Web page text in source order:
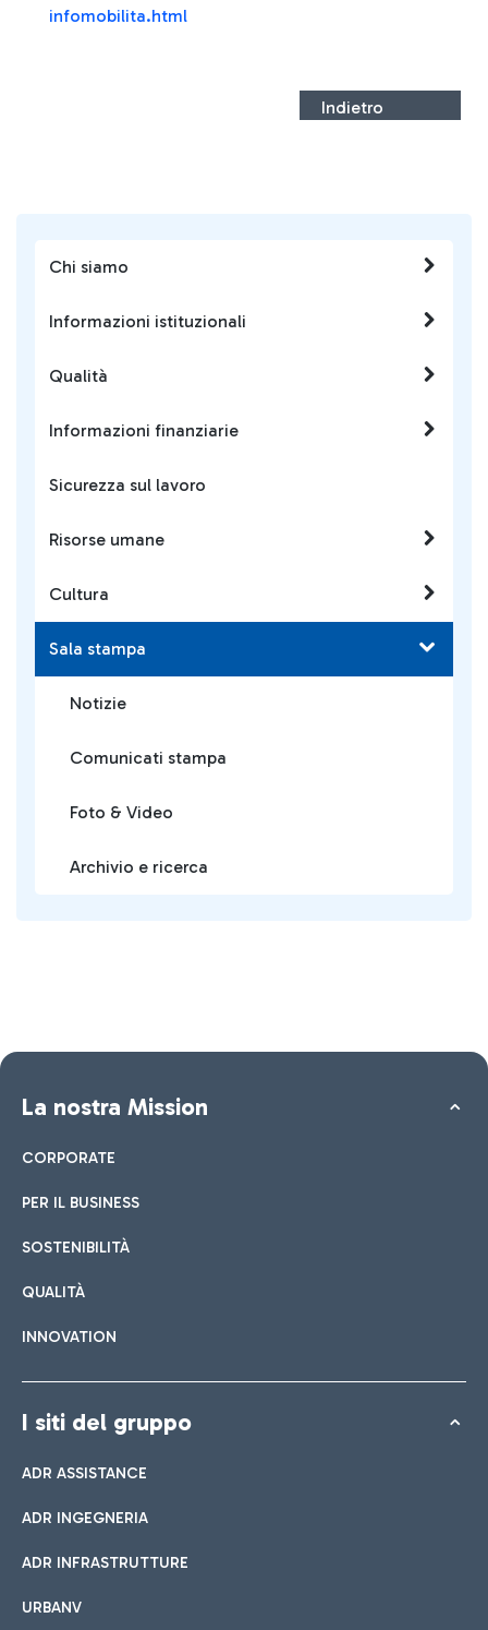
Chi siamo
Informazioni istituzionali
Qualità
Informazioni finanziarie
Sicurezza sul lavoro
Risorse umane
Cultura
Sala stampa
Notizie
Comunicati stampa
Foto & Video
Archivio e ricerca
infomobilita.html
Indietro
La nostra Mission
CORPORATE
PER IL BUSINESS
SOSTENIBILITÀ
QUALITÀ
INNOVATION
I siti del gruppo
ADR ASSISTANCE
ADR INGEGNERIA
ADR INFRASTRUTTURE
URBANV